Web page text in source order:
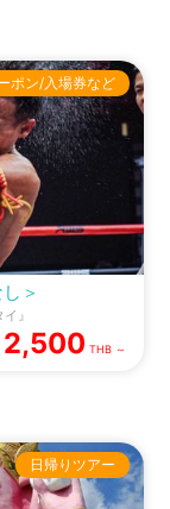
＞
』
ポン/入場券など
2,500 THB ～
日帰りツアー